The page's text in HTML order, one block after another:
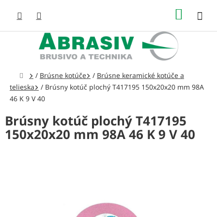
obsah
Domov
/ Brúsne kotúče / Brúsne keramické kotúče a
telieska
/ Brúsny kotúč plochý T417195 150x20x20 mm 98A
46 K 9 V 40
Brúsny kotúč plochý T417195
150x20x20 mm 98A 46 K 9 V 40